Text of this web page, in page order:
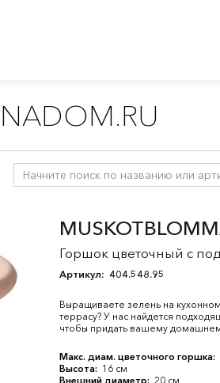
Горшок цветочный с
Артикул: 404.548.95
Выращиваете зелень на
террасу? У нас найдется
чтобы придать вашему
Макс. диам. цветочного горшка:
Высота: 16 см
Внешний диаметр: 20 см